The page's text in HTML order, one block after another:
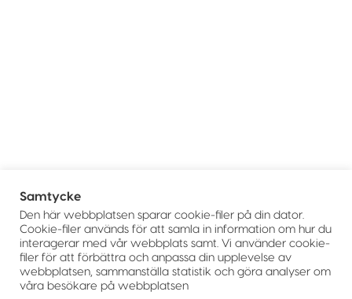
Samtycke
Den här webbplatsen sparar cookie-filer på din dator.
Cookie-filer används för att samla in information om hur du
interagerar med vår webbplats samt. Vi använder cookie-
filer för att förbättra och anpassa din upplevelse av
webbplatsen, sammanställa statistik och göra analyser om
våra besökare på webbplatsen